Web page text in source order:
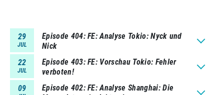
29
JUL
Episode 404 FE: Analyse Tokio: Nyck und
Nick
22
JUL
Episode 403 FE: Vorschau Tokio: Fehler
verboten!
09
Episode 402 FE: Analyse Shanghai: Die